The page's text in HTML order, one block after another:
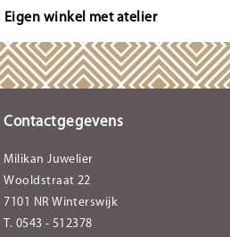
Eigen winkel met atelier
Contactgegevens
Milikan Juwelier
Wooldstraat 22
7101 NR Winterswijk
T. 0543 - 512378